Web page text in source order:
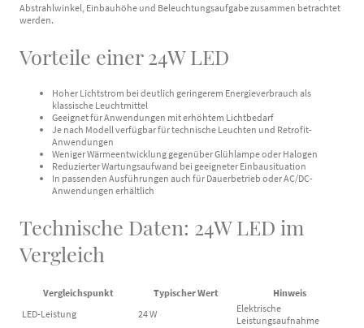
Abstrahlwinkel, Einbauhöhe und Beleuchtungsaufgabe zusammen betrachtet
werden.
Vorteile einer 24W LED
Hoher Lichtstrom bei deutlich geringerem Energieverbrauch als
klassische Leuchtmittel
Geeignet für Anwendungen mit erhöhtem Lichtbedarf
Je nach Modell verfügbar für technische Leuchten und Retrofit-
Anwendungen
Weniger Wärmeentwicklung gegenüber Glühlampe oder Halogen
Reduzierter Wartungsaufwand bei geeigneter Einbausituation
In passenden Ausführungen auch für Dauerbetrieb oder AC/DC-
Anwendungen erhältlich
Technische Daten: 24W LED im
Vergleich
Vergleichspunkt Typischer Wert
Hinweis
LED-Leistung
24 W
Elektrische
Leistungsaufnahme